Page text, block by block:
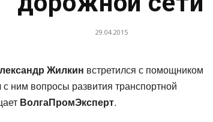
29.04.2015
Жилкин встретился с помощником
с ним вопросы развития транспортной
ВолгаПромЭксперт.